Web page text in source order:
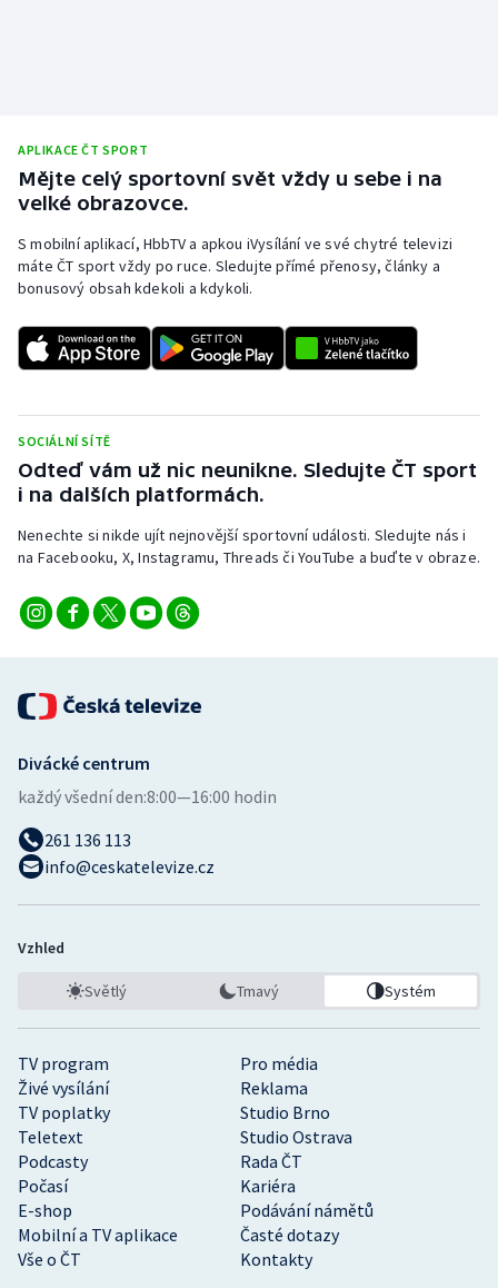
APLIKACE ČT SPORT
Mějte celý sportovní svět vždy u sebe i na
velké obrazovce.
S mobilní aplikací, HbbTV a apkou iVysílání ve své chytré televizi
máte ČT sport vždy po ruce. Sledujte přímé přenosy, články a
bonusový obsah kdekoli a kdykoli.
SOCIÁLNÍ SÍTĚ
Odteď vám už nic neunikne. Sledujte ČT sport
i na dalších platformách.
Nenechte si nikde ujít nejnovější sportovní události. Sledujte nás i
na Facebooku, X, Instagramu, Threads či YouTube a buďte v obraze.
TV program
Pro média
Živé vysílání
Reklama
TV poplatky
Studio Brno
Teletext
Studio Ostrava
Podcasty
Rada ČT
Počasí
Kariéra
E-shop
Podávání námětů
Mobilní a TV aplikace
Časté dotazy
Vše o ČT
Kontakty
Divácké centrum
každý všední den:8:00—16:00 hodin
261 136 113
info@ceskatelevize.cz
Vzhled
Světlý Tmavý Systém